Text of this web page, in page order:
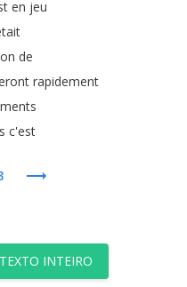
en jeu
de
rapidement
c'est
INTEIRO